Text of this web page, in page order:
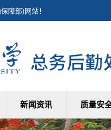
障部)网站！
新闻资讯 质量安